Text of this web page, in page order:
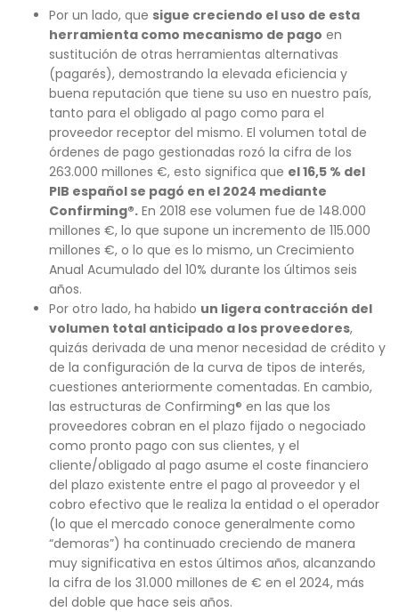
Por un lado, que sigue creciendo el uso de esta
herramienta como mecanismo de pago en
sustitución de otras herramientas alternativas
(pagarés), demostrando la elevada eficiencia y
buena reputación que tiene su uso en nuestro país,
tanto para el obligado al pago como para el
proveedor receptor del mismo. El volumen total de
órdenes de pago gestionadas rozó la cifra de los
263.000 millones €, esto significa que el 16,5 % del
PIB español se pagó en el 2024 mediante
Confirming®. En 2018 ese volumen fue de 148.000
millones €, lo que supone un incremento de 115.000
millones €, o lo que es lo mismo, un Crecimiento
Anual Acumulado del 10% durante los últimos seis
años.
Por otro lado, ha habido un ligera contracción del
volumen total anticipado a los proveedores,
quizás derivada de una menor necesidad de crédito y
de la configuración de la curva de tipos de interés,
cuestiones anteriormente comentadas. En cambio,
las estructuras de Confirming® en las que los
proveedores cobran en el plazo fijado o negociado
como pronto pago con sus clientes, y el
cliente/obligado al pago asume el coste financiero
del plazo existente entre el pago al proveedor y el
cobro efectivo que le realiza la entidad o el operador
(lo que el mercado conoce generalmente como
“demoras”) ha continuado creciendo de manera
muy significativa en estos últimos años, alcanzando
la cifra de los 31.000 millones de € en el 2024, más
del doble que hace seis años.